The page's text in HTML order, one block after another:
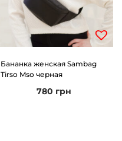
Бананка женская Sambag
Tirso Mso черная
780 грн